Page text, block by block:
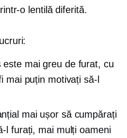
o lentilă diferită.
este mai greu de furat, cu
mai puțin motivați să-l
mai ușor să cumpărați
l furați, mai mulți oameni